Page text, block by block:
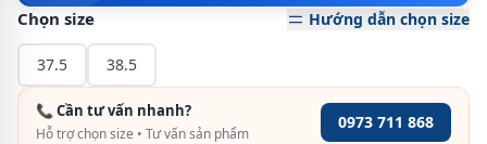
Chọn size Hướng dẫn chọn size
37.5 38.5
📞 Cần tư vấn nhanh?
Hỗ trợ chọn size • Tư vấn sản phẩm
0973 711 868